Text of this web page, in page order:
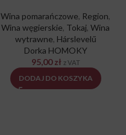
Wina pomarańczowe, Region,
Wina węgierskie, Tokaj, Wina
wytrawne, Hárslevelű
Dorka HOMOKY
95,00zł z VAT
DODAJ DO KOSZYKA